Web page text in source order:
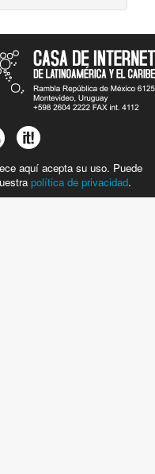
aquí acepta su uso. Puede
política de privacidad.